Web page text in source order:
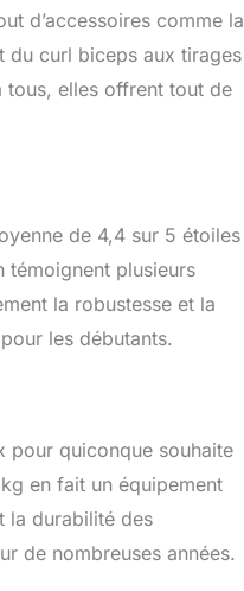
d’accessoires comme la
du curl biceps aux tirages
tous, elles offrent tout de
de 4,4 sur 5 étoiles
témoignent plusieurs
la robustesse et la
les débutants.
pour quiconque souhaite
en fait un équipement
la durabilité des
de nombreuses années.